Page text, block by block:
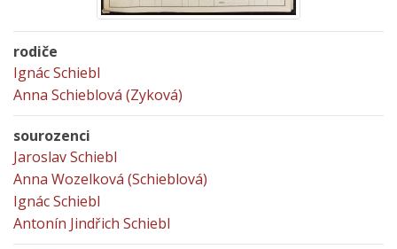
rodiče
Ignác Schiebl
Anna Schieblová (Zyková)
sourozenci
Jaroslav Schiebl
Anna Wozelková (Schieblová)
Ignác Schiebl
Antonín Jindřich Schiebl